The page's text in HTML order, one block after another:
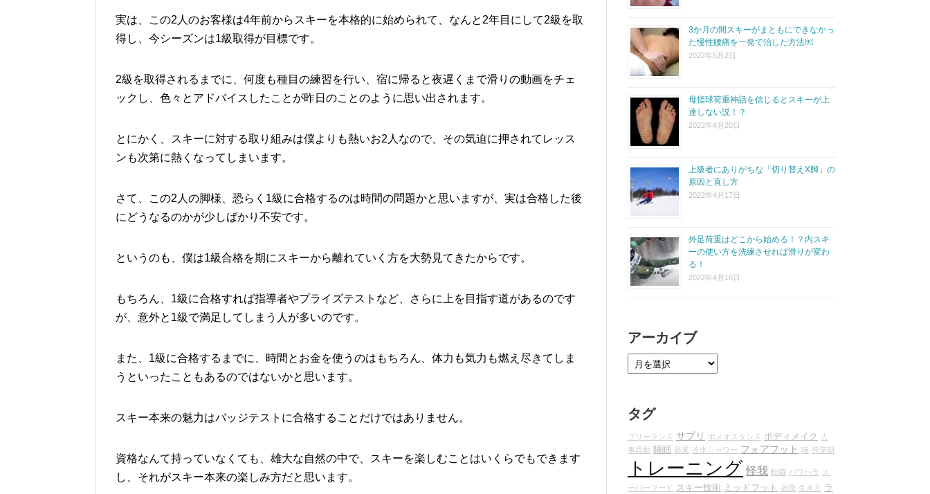
実は、この2人のお客様は4年前からスキーを本格的に始められて、なんと2年目にして2級を取
得し、今シーズンは1級取得が目標です。
2級を取得されるまでに、何度も種目の練習を行い、宿に帰ると夜遅くまで滑りの動画をチェ
ックし、色々とアドバイスしたことが昨日のことのように思い出されます。
とにかく、スキーに対する取り組みは僕よりも熱いお2人なので、その気迫に押されてレッス
ンも次第に熱くなってしまいます。
さて、この2人の脚様、恐らく1級に合格するのは時間の問題かと思いますが、実は合格した後
にどうなるのかが少しばかり不安です。
というのも、僕は1級合格を期にスキーから離れていく方を大勢見てきたからです。
もちろん、1級に合格すれば指導者やプライズテストなど、さらに上を目指す道があるのです
が、意外と1級で満足してしまう人が多いのです。
また、1級に合格するまでに、時間とお金を使うのはもちろん、体力も気力も燃え尽きてしま
うといったこともあるのではないかと思います。
スキー本来の魅力はバッジテストに合格することだけではありません。
資格なんて持っていなくても、雄大な自然の中で、スキーを楽しむことはいくらでもできます
し、それがスキー本来の楽しみ方だと思います。
3か月の間スキーがまともにできなかっ
た慢性腰痛を一発で治した方法￼
2022年5月2日
母指球荷重神話を信じるとスキーが上
達しない説！？
2022年4月20日
上級者にありがちな「切り替えX脚」の
原因と直し方
2022年4月17日
外足荷重はどこから始める！？内スキ
ーの使い方を洗練させれば滑りが変わ
る！
2022年4月16日
アーカイブ
タグ
フリーランス サプリ ホメオスタシス ボディメイク
人
事異動 睡眠 起業 冷水シャワー フォアフット 猫 停滞期
トレーニング 怪我 転職 パワハラ
ス
ーパーフード スキー技術 ミッドフット 故障 生き方 ラ